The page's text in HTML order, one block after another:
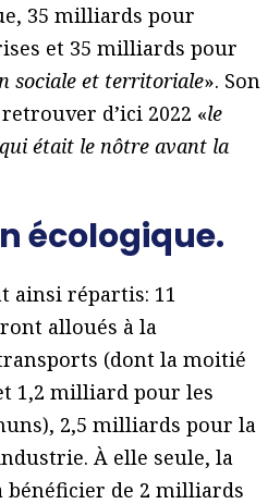
35 milliards pour
et 35 milliards pour
sociale et territoriale». Son
d’ici 2022 «le
était le nôtre avant la
écologique.
ainsi répartis: 11
alloués à la
(dont la moitié
1,2 milliard pour les
2,5 milliards pour la
À elle seule, la
de 2 milliards